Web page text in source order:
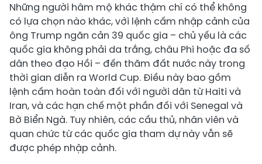
Những người hâm mộ khác thậm chí có thể không
có lựa chọn nào khác, với lệnh cấm nhập cảnh của
ông Trump ngăn cản 39 quốc gia – chủ yếu là các
quốc gia không phải da trắng, châu Phi hoặc đa số
dân theo đạo Hồi – đến thăm đất nước này trong
thời gian diễn ra World Cup. Điều này bao gồm
lệnh cấm hoàn toàn đối với người dân từ Haiti và
Iran, và các hạn chế một phần đối với Senegal và
Bờ Biển Ngà. Tuy nhiên, các cầu thủ, nhân viên và
quan chức từ các quốc gia tham dự này vẫn sẽ
được phép nhập cảnh.